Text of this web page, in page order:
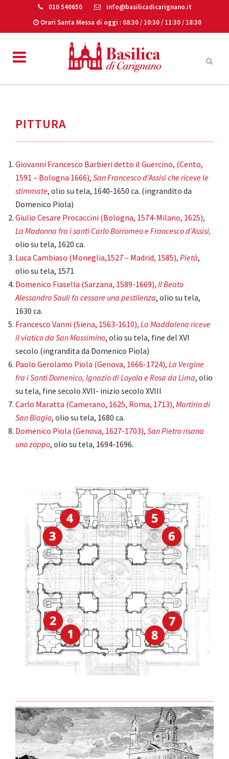
010 540650
info@basilicadicarignano.it
Orari Santa Messa di oggi : 08:30 / 10:30 / 11:30 / 18:30
PITTURA
Giovanni Francesco Barbieri detto il Guercino, (Cento,
1591 – Bologna 1666), San Francesco d’Assisi che riceve le
stimmate, olio su tela, 1640-1650 ca. (ingrandito da
Domenico Piola)
Giulio Cesare Procaccini (Bologna, 1574-Milano, 1625),
La Madonna fra i santi Carlo Borromeo e Francesco d’Assisi,
olio su tela, 1620 ca.
Luca Cambiaso (Moneglia,1527 – Madrid, 1585), Pietà,
olio su tela, 1571
Domenico Fiasella (Sarzana, 1589-1669), Il Beato
Alessandro Sauli fa cessare una pestilenza, olio su tela,
1630 ca.
Francesco Vanni (Siena, 1563-1610), La Maddalena riceve
il viatico da San Massimino, olio su tela, fine del XVI
secolo (ingrandita da Domenico Piola)
Paolo Gerolamo Piola (Genova, 1666-1724), La Vergine
fra i Santi Domenico, Ignazio di Loyola e Rosa da Lima, olio
su tela, fine secolo XVII- inizio secolo XVIII
Carlo Maratta (Camerano, 1625, Roma, 1713), Martirio di
San Biagio, olio su tela, 1680 ca.
Domenico Piola (Genova, 1627-1703), San Pietro risana
uno zoppo, olio su tela, 1694-1696.